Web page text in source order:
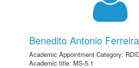
Benedito Antonio Ferreira
Academic Appointment Category:
Academic title: MS-5.1